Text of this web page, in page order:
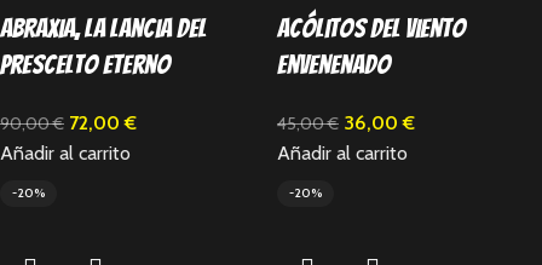
Abraxia, la Lancia del
Prescelto Eterno
90,00€ 72,00€
Añadir al carrito
Acólitos del Viento
Envenenado
45,00€ 36,00€
Añadir al carrito
-20% -20%